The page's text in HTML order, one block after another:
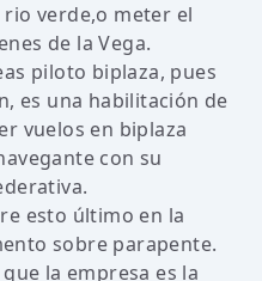
verde,o meter el
de la Vega.
piloto biplaza, pues
es una habilitación de
vuelos en biplaza
con su
esto último en la
sobre parapente.
la empresa es la